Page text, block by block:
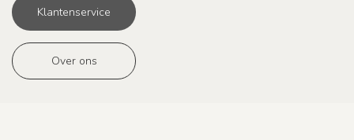
Klantenservice
Over ons